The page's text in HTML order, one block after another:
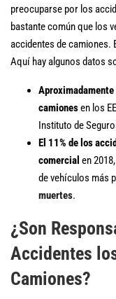
preocuparse por los
bastante común que los
accidentes de camiones.
Aquí hay algunos datos
camionesen los
Instituto de
El 11% de los
comercial en
de vehículos más
muertes.
¿Son
Accidentes
Camiones?